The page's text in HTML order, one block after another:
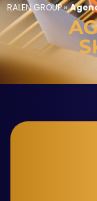
RALEN GROUP»